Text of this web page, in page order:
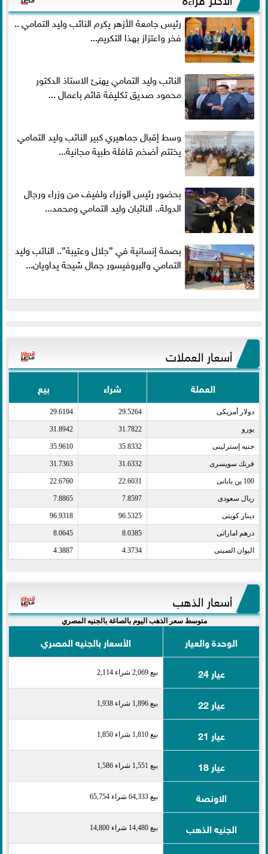
رئيس جامعة الأزهر يكرم النائب وليد التمامي ..
فخر واعتزاز بهذا التكريم...
النائب وليد التمامي يهنئ الاستاذ الدكتور
محمود صديق تكليفة قائم باعمال ...
وسط إقبال جماهيري كبير النائب وليد التمامي
يختتم أضخم قافلة طبية مجانية...
بحضور رئيس الوزراء ولفيف من وزراء ورجال
الدولة.. النائبان وليد التمامي ومحمد...
بصمة إنسانية في ”جلال وعتيبة”.. النائب وليد
التمامي والبروفيسور جمال شيحة يداويان...
أسعار العملات
العملة شراء بيع
دولار أمريكى​ 29.5264
29.6194
يورو​ 31.7822
31.8942
جنيه إسترلينى​ 35.8332
35.9610
فرنك سويسرى​ 31.6332
31.7363
100 ين يابانى​ 22.6031
22.6760
ريال سعودى​ 7.8597
7.8865
دينار كويتى​ 96.5325
96.9318
درهم اماراتى​ 8.0385
8.0645
اليوان الصينى​ 4.3734
4.3887
أسعار الذهب
متوسط سعر الذهب اليوم بالصاغة بالجنيه المصري
الوحدة والعيار
الأسعار بالجنيه المصري
عيار 24
بيع 2,069 شراء 2,114
عيار 22 بيع 1,896 شراء 1,938
عيار 21 بيع 1,810 شراء 1,850
عيار 18 بيع 1,551 شراء 1,586
الاونصة بيع 64,333 شراء 65,754
الجنيه الذهب بيع 14,480 شراء 14,800